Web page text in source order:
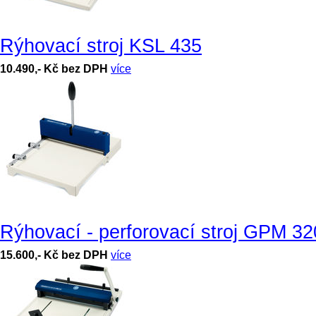
Rýhovací stroj KSL 435
10.490,- Kč bez DPH více
Rýhovací - perforovací stroj GPM
15.600,- Kč bez DPH více